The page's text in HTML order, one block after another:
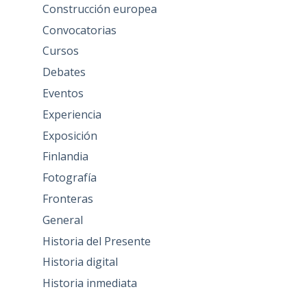
Construcción europea
Convocatorias
Cursos
Debates
Eventos
Experiencia
Exposición
Finlandia
Fotografía
Fronteras
General
Historia del Presente
Historia digital
Historia inmediata